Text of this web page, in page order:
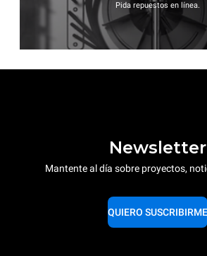
Pida repuestos en línea.
Newsletter
Mantente al día sobre proyectos,
QUIERO SUSCRIBIRME